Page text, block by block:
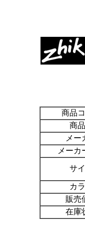
商品
商
メー
メーカ
サ
カ
販売
在庫